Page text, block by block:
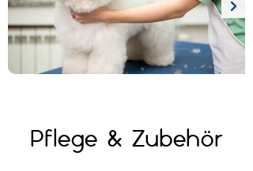
Pflege & Zubehör